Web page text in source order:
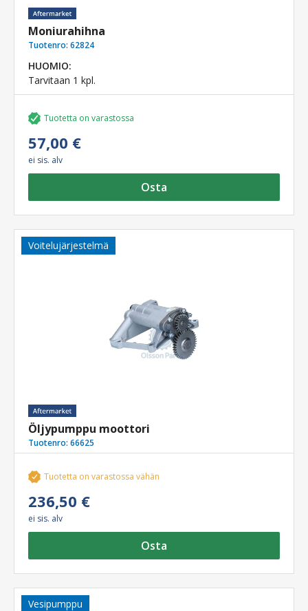
Moniurahihna
Tuotenro: 62824
HUOMIO:
Tarvitaan 1 kpl.
Tuotetta on varastossa
57,00 €
ei sis. alv
Osta
Voitelujärjestelmä
Öljypumppu moottori
Tuotenro: 66625
Tuotetta on varastossa vähän
236,50 €
ei sis. alv
Osta
Vesipumppu